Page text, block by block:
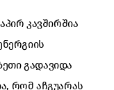
კავშირშია
გადავიდა
რომ აჩგუარას